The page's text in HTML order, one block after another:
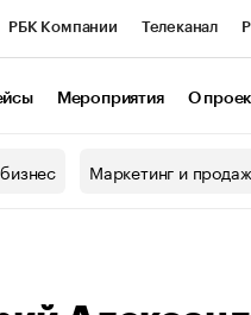
РБК Компании Телеканал
Мероприятия О
Маркетинг и